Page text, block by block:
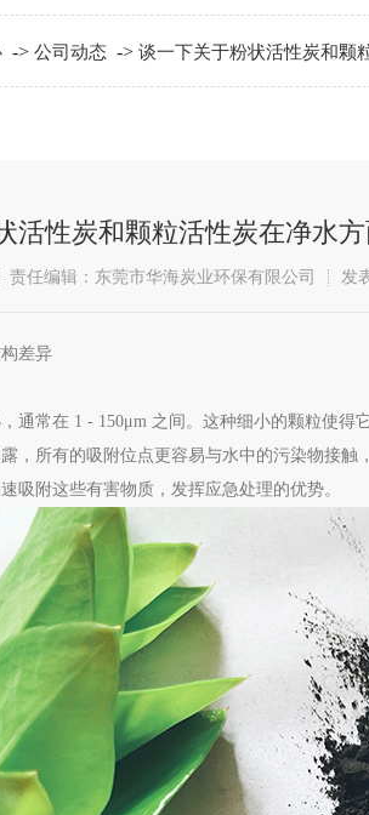
-> 公司动态 -> 谈一下关于粉状活性炭和颗
活性炭和颗粒活性炭在净水
责任编辑：东莞市华海炭业环保有限公司 发
差异
通常在 1 - 150μm 之间。这种细小的颗粒使
，所有的吸附位点更容易与水中的污染物接
吸附这些有害物质，发挥应急处理的优势。